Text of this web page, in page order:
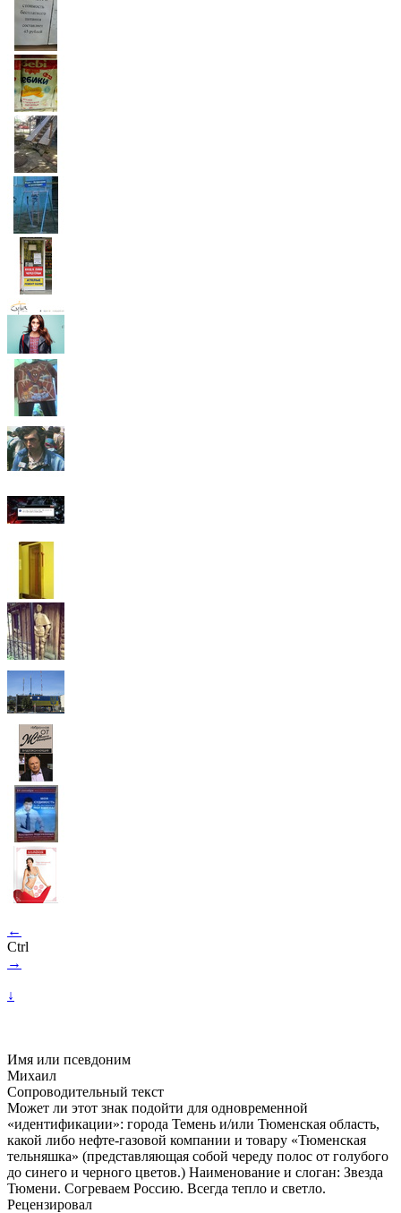
←
Ctrl
→
↓
Имя или псевдоним
Михаил
Сопроводительный текст
Может ли этот знак подойти для одновременной
«идентификации»: города Темень и/или Тюменская область,
какой либо нефте-газовой компании и товару «Тюменская
тельняшка» (представляющая собой череду полос от голубого
до синего и черного цветов.) Наименование и слоган: Звезда
Тюмени. Согреваем Россию. Всегда тепло и светло.
Рецензировал